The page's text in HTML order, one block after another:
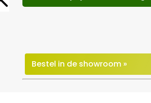
Bestel in de showroom »